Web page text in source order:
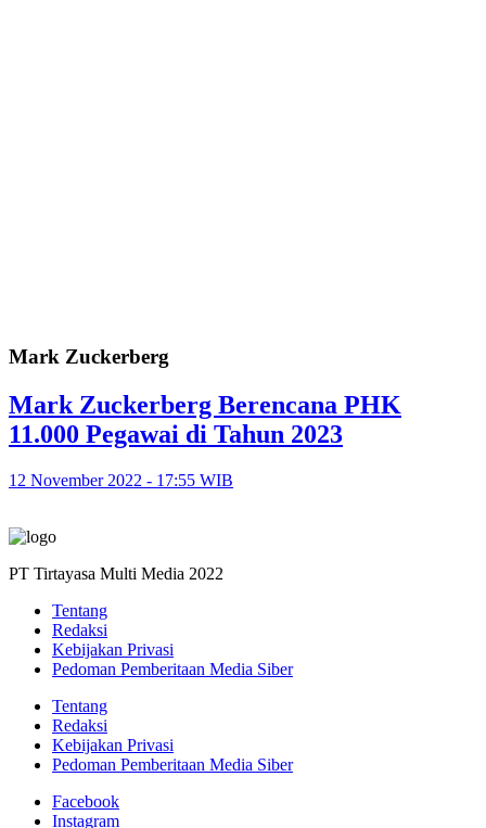
Mark Zuckerberg
Mark Zuckerberg Berencana PHK
11.000 Pegawai di Tahun 2023
12 November 2022 - 17:55 WIB
PT Tirtayasa Multi Media 2022
Tentang
Redaksi
Kebijakan Privasi
Pedoman Pemberitaan Media Siber
Tentang
Redaksi
Kebijakan Privasi
Pedoman Pemberitaan Media Siber
Facebook
Instagram